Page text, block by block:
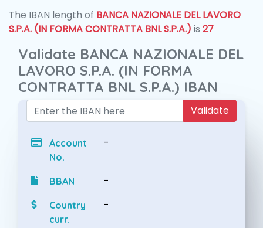
The IBAN length of BANCA NAZIONALE DEL LAVORO
S.P.A. (IN FORMA CONTRATTA BNL S.P.A.) is 27
Validate BANCA NAZIONALE DEL
LAVORO S.P.A. (IN FORMA
CONTRATTA BNL S.P.A.) IBAN
Validate
Account
No.
-
BBAN -
Country
curr.
-